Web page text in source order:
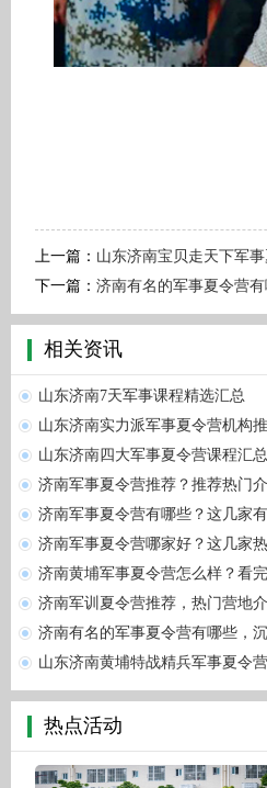
上一篇： 山东济南宝贝走天下军
下一篇： 济南有名的军事夏令营
相关资讯
山东济南7天军事课程精选汇总
山东济南实力派军事夏令营机构
山东济南四大军事夏令营课程汇
济南军事夏令营推荐？推荐热门
济南军事夏令营有哪些？这几家
济南军事夏令营哪家好？这几家
济南黄埔军事夏令营怎么样？看
济南军训夏令营推荐，热门营地
济南有名的军事夏令营有哪些，
山东济南黄埔特战精兵军事夏令
热点活动